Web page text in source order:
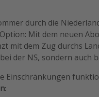
durch die
Mit dem neuen
mit dem Zug durchs
der NS, sondern auch
Einschränkungen
: